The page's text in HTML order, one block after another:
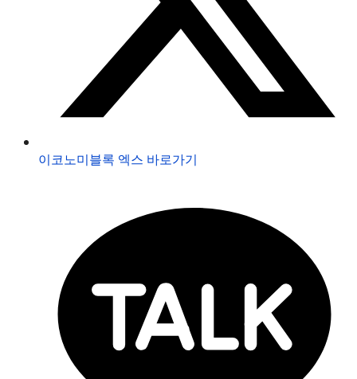
이코노미블록 엑스 바로가기